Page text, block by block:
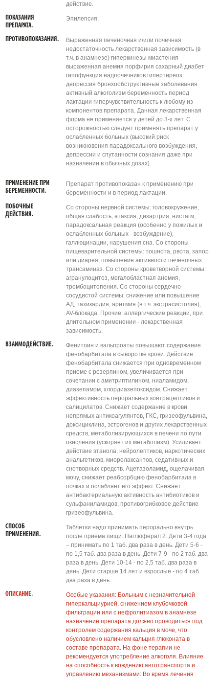
действие.
ПОКАЗАНИЯ
ПРЕПАРАТА.
Эпилепсия.
ПРОТИВОПОКАЗАНИЯ.
Выраженная печеночная и/или почечная
недостаточность лекарственная зависимость (в
т.ч. в анамнезе) гиперкинезы миастения
выраженная анемия порфирия сахарный диабет
гипофункция надпочечников гипертиреоз
депрессия бронхообструктивные заболевания
активный алкоголизм беременность период
лактации гиперчувствительность к любому из
компонентов препарата. Данная лекарственная
форма не применяется у детей до 3-х лет. С
осторожностью следует применять препарат у
ослабленных больных (высокий риск
возникновения парадоксального возбуждения,
депрессии и спутанности сознания даже при
назначении в обычных дозах).
ПРИМЕНЕНИЕ ПРИ
БЕРЕМЕННОСТИ.
Препарат противопоказан к применению при
беременности и в период лактации.
ПОБОЧНЫЕ
ДЕЙСТВИЯ.
Со стороны нервной системы: головокружение,
общая слабость, атаксия, дизартрия, нистагм,
парадоксальная реакция (особенно у пожилых и
ослабленных больных - возбуждение),
галлюцинации, нарушения сна. Со стороны
пищеварительной системы: тошнота, рвота, запор
или диарея, повышение активности печеночных
трансаминаз. Со стороны кроветворной системы:
агранулоцитоз, мегалобластная анемия,
тромбоцитопения. Со стороны сердечно-
сосудистой системы: снижение или повышение
АД, тахикардия, аритмия (в т.ч. экстрасистолия),
AV-блокада. Прочие: аллергические реакции, при
длительном применении - лекарственная
зависимость.
ВЗАИМОДЕЙСТВИЕ.
Фенитоин и вальпроаты повышают содержание
фенобарбитала в сыворотке крови. Действие
фенобарбитала снижается при одновременном
приеме с резерпином, увеличивается при
сочетании с амитриптилином, ниаламидом,
диазепамом, хлордиазепоксидом. Снижает
эффективность пероральных контрацептивов и
салицилатов. Снижает содержание в крови
непрямых антикоагулянтов, ГКС, гризеофульвина,
доксициклина, эстрогенов и других лекарственных
средств, метаболизирующихся в печени по пути
окисления (ускоряет их метаболизм). Усиливает
действие этанола, нейролептиков, наркотических
анальгетиков, миорелаксантов, седативных и
снотворных средств. Ацетазоламид, ощелачивая
мочу, снижает реабсорбцию фенобарбитала в
почках и ослабляет его эффект. Снижает
антибактериальную активность антибиотиков и
сульфаниламидов, противогрибковое действие
гризеофульвина.
СПОСОБ
ПРИМЕНЕНИЯ.
Таблетки надо принимать перорально внутрь
после приема пищи. Паглюферал 2: Дети 3-4 года
– принимать по 1 таб. два раза в день. Дети 5-6 -
по 1,5 таб. два раза в день. Дети 7-9 - по 2 таб. два
раза в день. Дети 10-14 - по 2,5 таб. два раза в
день. Дети старше 14 лет и взрослые - по 4 таб.
два раза в день.
ОПИСАНИЕ.
Особые указания: Больным с незначительной
гиперкальциурией, снижением клубочковой
фильтрации или с нефролитиазом в анамнезе
назначение препарата должно проводиться под
контролем содержания кальция в моче, что
обусловлено наличием кальция глюконата в
составе препарата. На фоне терапии не
рекомендуется употребление алкоголя. Влияние
на способность к вождению автотранспорта и
управлению механизмами: Во время лечения